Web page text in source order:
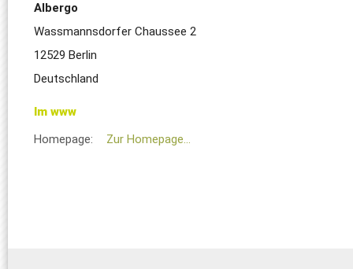
Albergo
Wassmannsdorfer Chaussee 2
12529 Berlin
Deutschland
Im www
Homepage:
Zur Homepage...